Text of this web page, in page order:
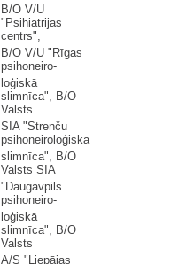
B/O V/U
"Psihiatrijas
centrs",
B/O V/U "Rīgas
psihoneiro-
loģiskā
slimnīca", B/O
Valsts
SIA "Strenču
psihoneiroloģiskā
slimnīca", B/O
Valsts SIA
"Daugavpils
psihoneiro-
loģiskā
slimnīca", B/O
Valsts
A/S "Liepājas